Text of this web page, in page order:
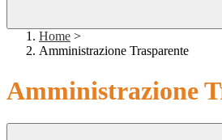
Home >
Amministrazione Trasparente
Amministrazione